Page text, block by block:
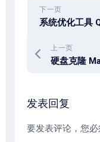
下一页
上一页
发表回复
要发表评论，您